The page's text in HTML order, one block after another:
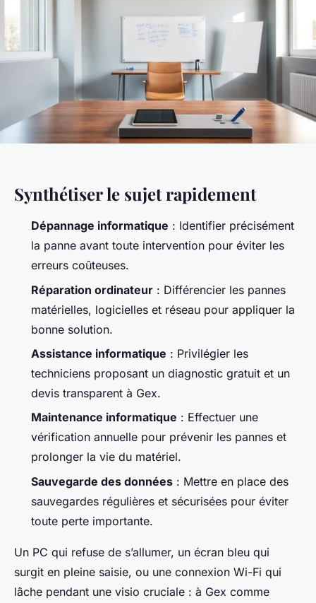
Synthétiser le sujet rapidement
Dépannage informatique : Identifier précisément
la panne avant toute intervention pour éviter les
erreurs coûteuses.
Réparation ordinateur : Différencier les pannes
matérielles, logicielles et réseau pour appliquer la
bonne solution.
Assistance informatique : Privilégier les
techniciens proposant un diagnostic gratuit et un
devis transparent à Gex.
Maintenance informatique : Effectuer une
vérification annuelle pour prévenir les pannes et
prolonger la vie du matériel.
Sauvegarde des données : Mettre en place des
sauvegardes régulières et sécurisées pour éviter
toute perte importante.
Un PC qui refuse de s’allumer, un écran bleu qui
surgit en pleine saisie, ou une connexion Wi-Fi qui
lâche pendant une visio cruciale : à Gex comme